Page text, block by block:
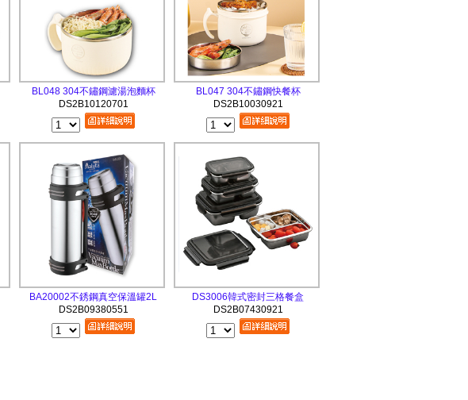
BL048 304不鏽鋼濾湯泡麵杯
DS2B10120701
BL047 304不鏽鋼快餐杯
DS2B10030921
BA20002不銹鋼真空保溫罐2L
DS2B09380551
DS3006韓式密封三格餐盒
DS2B07430921